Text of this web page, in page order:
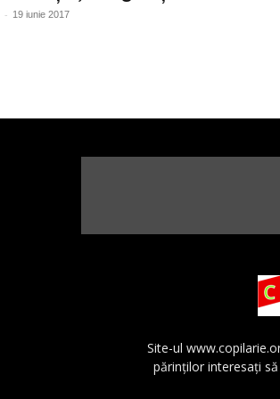
- 19 iunie 2017
Site-ul
părinţilor interesaţi